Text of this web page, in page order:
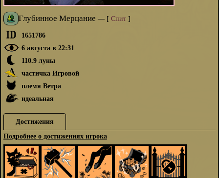
Глубинное Мерцание — [ Спит]
1651786
6 августа в 22:31
110.9 луны
частичка Игровой
племя Ветра
идеальная
Достижения
Подробнее о достижениях игрока